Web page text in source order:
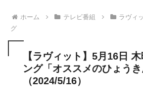
ホーム テレビ番組 ラヴィ
グ
【ラヴィット】5月16日
ング「オススメのひょうき
（2024/5/16）